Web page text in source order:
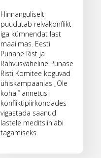
Hinnanguliselt
puudutab relvakonflikt
iga kümnendat last
maailmas. Eesti
Punane Rist ja
Rahvusvaheline Punase
Risti Komitee koguvad
ühiskampaanias „Ole
kohal“ annetusi
konfliktipiirkondades
vigastada saanud
lastele meditsiiniabi
tagamiseks.